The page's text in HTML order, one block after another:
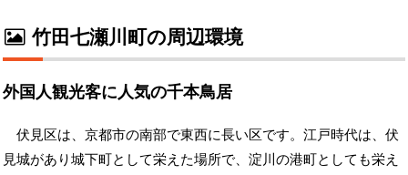
竹田七瀬川町の周辺環境
外国人観光客に人気の千本鳥居
伏見区は、京都市の南部で東西に長い区です。江戸時代は、伏
見城があり城下町として栄えた場所で、淀川の港町としても栄え